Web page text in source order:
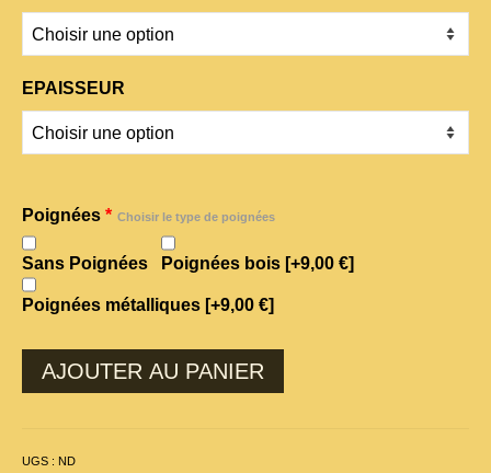
EPAISSEUR
Poignées * Choisir le type de poignées
Sans Poignées Poignées bois [+9,00 €]
Poignées métalliques [+9,00 €]
AJOUTER AU PANIER
UGS : ND